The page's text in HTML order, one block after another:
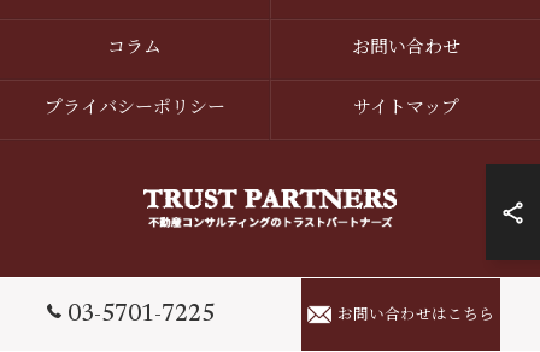
03-5701-7225 お問い合わせはこちら
コラム お問い合わせ
プライバシーポリシー サイトマップ
© 2026 東京を中心とした訳あり物件なら株式会社トラストパートナーズ ALL
RIGHTS RESERVED.